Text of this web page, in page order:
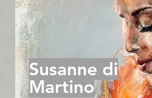
Susanne di
Martino